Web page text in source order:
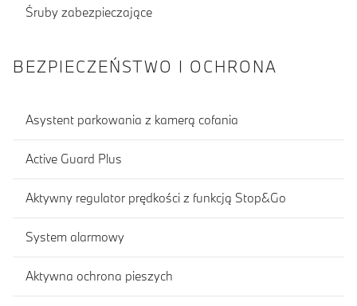
Śruby zabezpieczające
BEZPIECZEŃSTWO I OCHRONA
Asystent parkowania z kamerą cofania
Active Guard Plus
Aktywny regulator prędkości z funkcją Stop&Go
System alarmowy
Aktywna ochrona pieszych